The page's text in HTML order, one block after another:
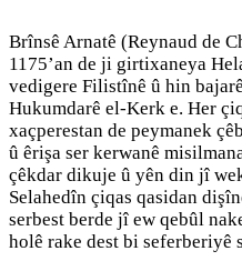
Brînsê Arnatê (Reynaud de
1175’an de ji girtixaneya
vedigere Filistînê û hin
Hukumdarê el-Kerk e. Her
xaçperestan de peymanek
û êrişa ser kerwanê
çêkdar dikuje û yên din jî
Selahedîn çiqas qasidan
serbest berde jî ew qebûl
holê rake dest bi seferberiyê